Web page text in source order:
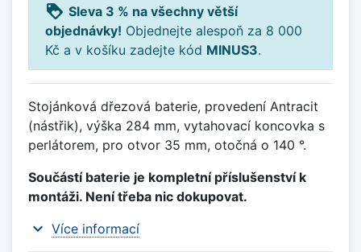
loyalty Sleva 3 % na všechny větší
objednávky! Objednejte alespoň za 8 000
Kč a v košíku zadejte kód MINUS3.
Stojánková dřezová baterie, provedení Antracit
(nástřik), výška 284 mm, vytahovací koncovka s
perlátorem, pro otvor 35 mm, otočná o 140 °.
Součástí baterie je kompletní příslušenství k
montáži. Není třeba nic dokupovat.
expand_more Více informací